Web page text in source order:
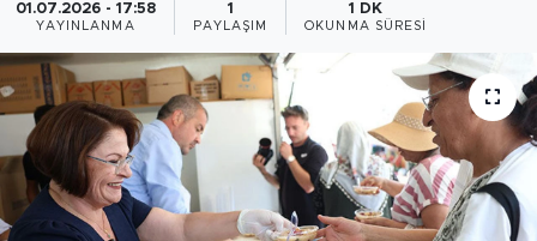
01.07.2026 - 17:58
YAYINLANMA
1
PAYLAŞIM
1 DK
OKUNMA SÜRESI